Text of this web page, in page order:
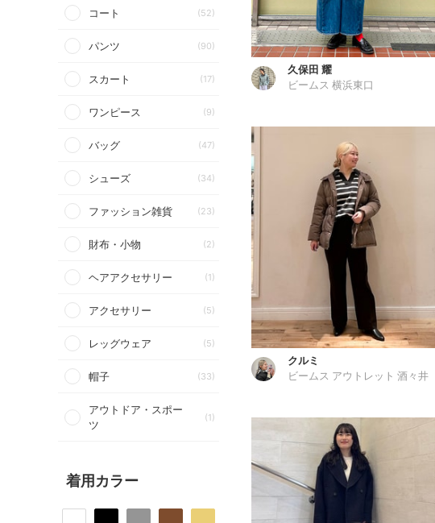
コート (52)
パンツ (90)
スカート (17)
ワンピース (9)
バッグ (47)
シューズ (34)
ファッション雑貨 (23)
財布・小物 (2)
ヘアアクセサリー (1)
アクセサリー (5)
レッグウェア (5)
帽子 (33)
アウトドア・スポー
ツ
(1)
着用カラー
久保田 耀
ビームス 横浜東口
クルミ
ビームス アウトレット 酒々井